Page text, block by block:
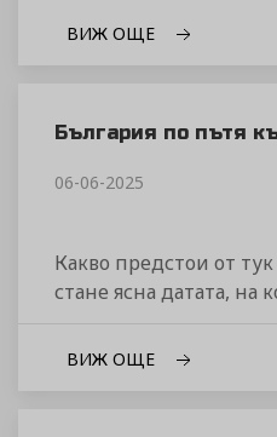
ВИЖ ОЩЕ
България по пътя
06-06-2025
Какво предстои от
стане ясна датата, на
ВИЖ ОЩЕ